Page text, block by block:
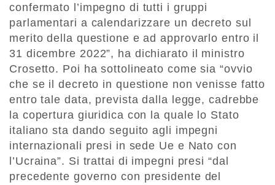
confermato l’impegno di tutti i gruppi
parlamentari a calendarizzare un decreto sul
merito della questione e ad approvarlo entro il
31 dicembre 2022”, ha dichiarato il ministro
Crosetto. Poi ha sottolineato come sia “ovvio
che se il decreto in questione non venisse fatto
entro tale data, prevista dalla legge, cadrebbe
la copertura giuridica con la quale lo Stato
italiano sta dando seguito agli impegni
internazionali presi in sede Ue e Nato con
l’Ucraina”. Si trattai di impegni presi “dal
precedente governo con presidente del